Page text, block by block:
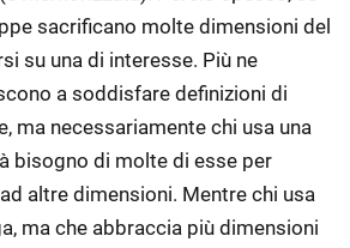
sacrificano molte dimensioni del
su una di interesse. Più ne
a soddisfare definizioni di
ma necessariamente chi usa una
bisogno di molte di esse per
altre dimensioni. Mentre chi usa
ma che abbraccia più dimensioni